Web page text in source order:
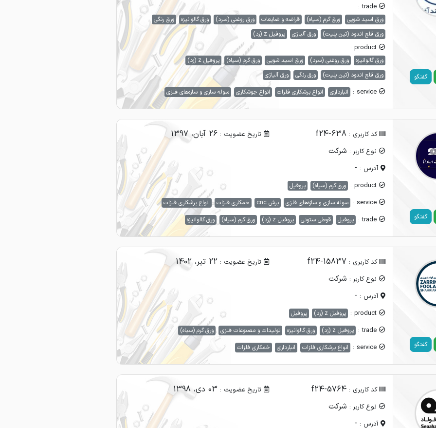
گفتگو
trade :
ورق اسید شویی ورق گرم (سیاه) قراضه و ضایعات ورق روغنی (سرد) ورق گالوانیزه
ورق رنگی
ورق قلع اندود (تین پلیت)
ورق آلیاژی پروفیل z (زد)
product :
ورق گالوانیزه ورق روغنی (سرد) ورق اسید شویی ورق گرم (سیاه)
پروفیل z (زد)
ورق قلع اندود (تین پلیت)
ورق رنگی ورق آلیاژی
service : انبارداری انواع برشکاری فلزات انواع جوشکاری سوله سازی و سازه‌های فلزی
گفتگو
کد کاربری : f24-638 تاریخ عضویت : 26 آبان، 1397
نوع کاربر : شرکت
آدرس : -
product : ورق گرم (سیاه) پروفیل
service : سوله سازی و سازه‌های فلزی برش cnc خمکاری فلزات انواع برشکاری فلزات
trade : پروفیل قوطی ستونی پروفیل z (زد) ورق گرم (سیاه) ورق گالوانیزه
گفتگو
کد کاربری : f24-15837 تاریخ عضویت : 22 تیر، 1402
نوع کاربر : شرکت
آدرس : -
product : پروفیل z (زد) پروفیل
trade : پروفیل z (زد) ورق گالوانیزه تولیدات و مصنوعات فلزی ورق گرم (سیاه)
service : انواع برشکاری فلزات انبارداری خمکاری فلزات
کد کاربری : f24-5764 تاریخ عضویت : 03 دی، 1398
نوع کاربر : شرکت
آدرس : -